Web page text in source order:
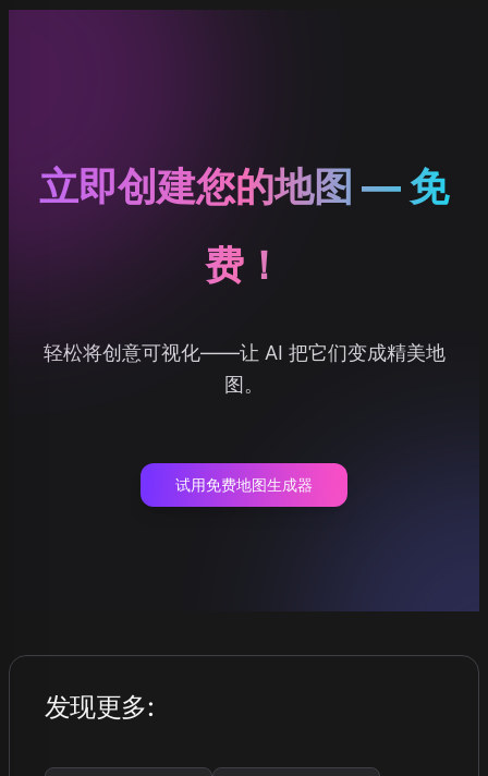
立即创建您的地图 — 免
费！
轻松将创意可视化——让 AI 把它们变成精美地
图。
试用免费地图生成器
发现更多: